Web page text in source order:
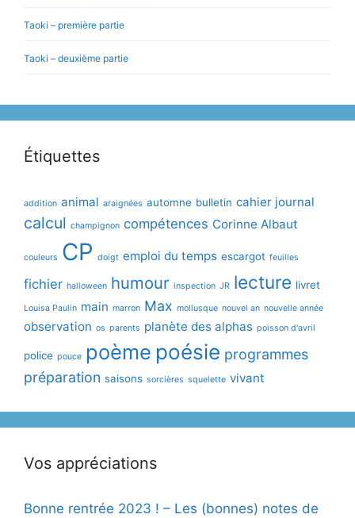
Taoki – première partie
Taoki – deuxième partie
Étiquettes
addition animal araignées automne bulletin cahier journal
calcul champignon compétences Corinne Albaut
couleurs CP doigt emploi du temps escargot feuilles
fichier halloween humour inspection JR lecture livret
Louisa Paulin main marron Max mollusque nouvel an nouvelle année
observation os parents planète des alphas poisson d'avril
police pouce poème poésie programmes
préparation saisons sorcières squelette vivant
Vos appréciations
Bonne rentrée 2023 ! – Les (bonnes) notes de